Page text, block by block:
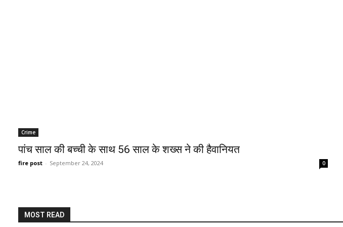
Crime
पांच साल की बच्ची के साथ 56 साल के शख्स ने की हैवानियत
fire post - September 24, 2024 0
MOST READ